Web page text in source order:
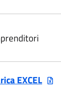
EXCEL